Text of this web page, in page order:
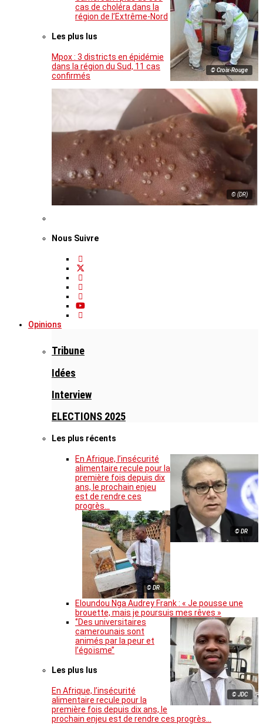
© Croix-Rouge
cas de choléra dans la
région de l’Extrême-Nord
Les plus lus
Mpox : 3 districts en épidémie
dans la région du Sud, 11 cas
confirmés
© (DR)
Nous Suivre
Opinions
Tribune
Idées
Interview
ELECTIONS 2025
Les plus récents
© DR
En Afrique, l’insécurité
alimentaire recule pour la
première fois depuis dix
ans, le prochain enjeu
est de rendre ces
progrès…
© DR
Eloundou Nga Audrey Frank : « Je pousse une
brouette, mais je poursuis mes rêves »
© JDC
‘’Des universitaires
camerounais sont
animés par la peur et
l’égoïsme’’
Les plus lus
En Afrique, l’insécurité
alimentaire recule pour la
première fois depuis dix ans, le
prochain enjeu est de rendre ces progrès…